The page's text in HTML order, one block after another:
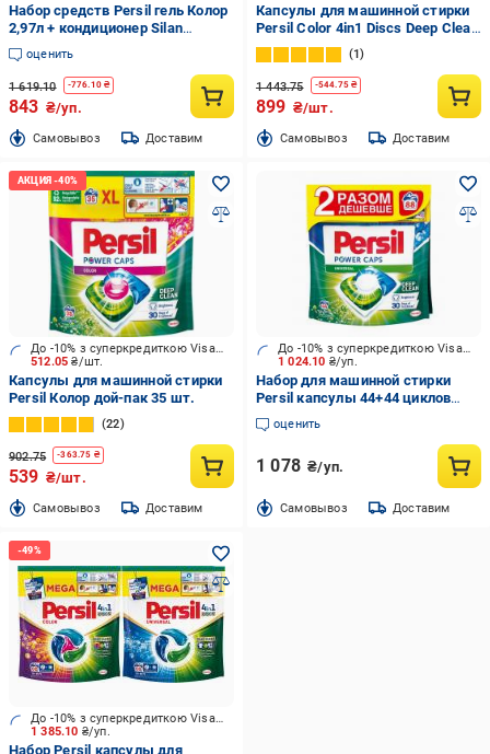
Набор средств Persil гель Колор
2,97л + кондиционер Silan
Небесная свежесть 1,408 л
оценить
1 619.10 -776.10 ₴
843 ₴/уп.
Cамовывоз Доставим
Капсулы для машинной стирки
Persil Color 4in1 Discs Deep Clean
70 шт.
1
1 443.75 -544.75₴
899 ₴/шт.
Cамовывоз Доставим
512.05₴/шт.
До -10% з суперкредиткою Visa Вигода
Капсулы для машинной стирки
Persil Колор дой-пак 35 шт.
22
902.75 -363.75 ₴
539 ₴/шт.
Cамовывоз Доставим
1 024.10 ₴/уп.
До -10% з суперкредиткою Visa Вигода
Набор для машинной стирки
Persil капсулы 44+44 циклов
стирки 88 шт.
оценить
1 078 ₴/уп.
Cамовывоз Доставим
1 385.10 ₴/уп.
До -10% з суперкредиткою Visa Вигода
Набор Persil капсулы для